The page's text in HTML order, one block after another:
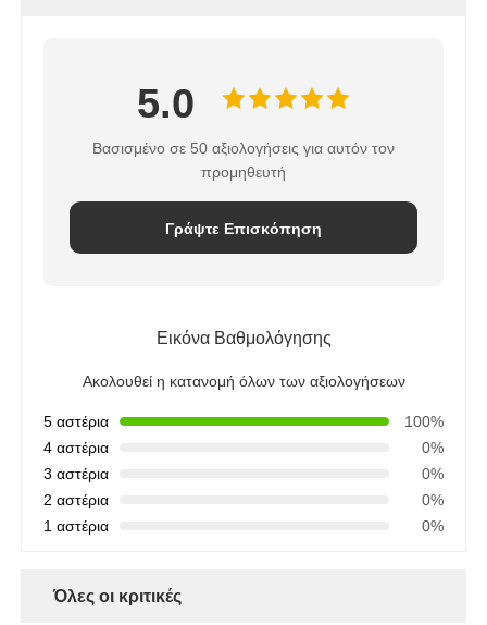
5.0
Βασισμένο σε 50 αξιολογήσεις για αυτόν τον
προμηθευτή
Γράψτε Επισκόπηση
Εικόνα Βαθμολόγησης
Ακολουθεί η κατανομή όλων των αξιολογήσεων
5 αστέρια
100%
4 αστέρια
0%
3 αστέρια
0%
2 αστέρια
0%
1 αστέρια
0%
Όλες οι κριτικές